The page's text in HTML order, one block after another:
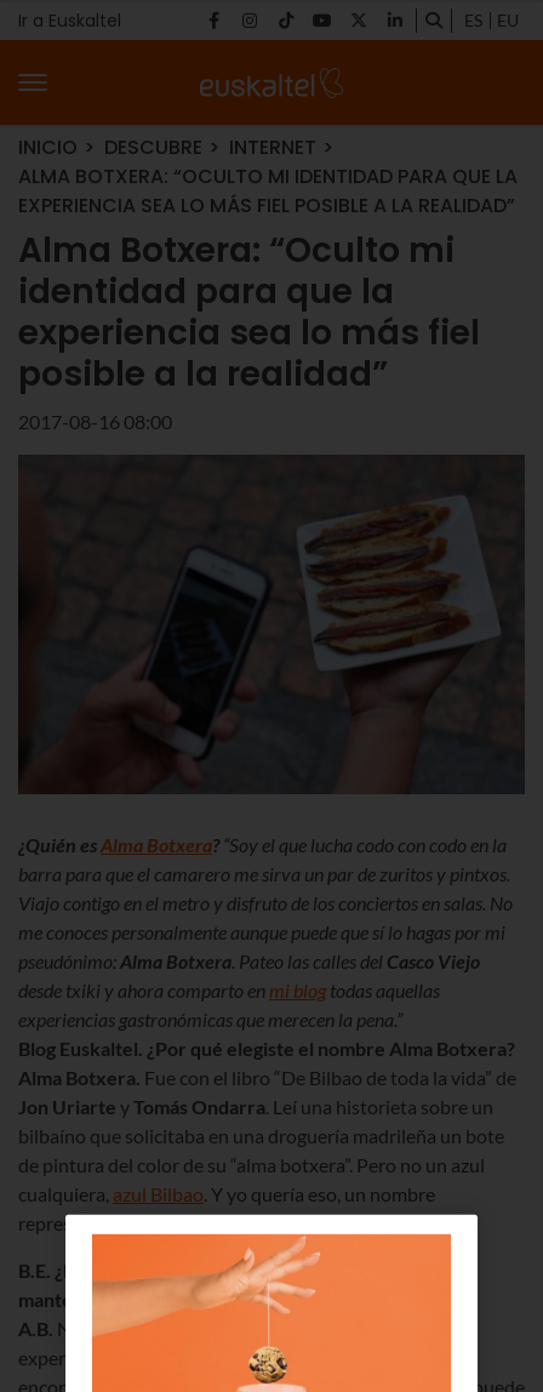
Ir a Euskaltel ES EU
INICIO DESCUBRE
INTERNET
ALMA BOTXERA: “OCULTO MI IDENTIDAD PARA QUE LA
EXPERIENCIA SEA LO MÁS FIEL POSIBLE A LA REALIDAD”
Alma Botxera: “Oculto mi
identidad para que la
experiencia sea lo más fiel
posible a la realidad”
2017-08-16 08:00
¿Quién esAlma Botxera? “Soy el que lucha codo con codo en la
barra para que el camarero me sirva un par de zuritos y pintxos.
Viajo contigo en el metro y disfruto de los conciertos en salas. No
me conoces personalmente aunque puede que sí lo hagas por mi
pseudónimo:Alma Botxera. Pateo las calles del Casco Viejo
desde txiki y ahora comparto en mi blogtodas aquellas
experiencias gastronómicas que merecen la pena.”
Blog Euskaltel. ¿Por qué elegiste el nombre Alma Botxera?
Alma Botxera. Fue con el libro “De Bilbao de toda la vida” de
Jon Uriarte yTomás Ondarra. Leí una historieta sobre un
bilbaíno que solicitaba en una droguería madrileña un bote
de pintura del color de su “alma botxera”. Pero no un azul
cualquiera, azul Bilbao. Y yo quería eso, un nombre
representativo de nuestra villa.
B.E. ¿Por qué ocultas tu identidad? ¿Es una forma de
mantenerte al margen de posibles presiones?
A.B. No tanto de presiones, más bien intento que la
experiencia sea lo más fiel posible a lo que se vaya a
encontrar cualquier cliente. Si me reconocen el servicio puede